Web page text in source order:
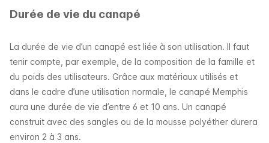
Durée de vie du canapé
La durée de vie d’un canapé est liée à son utilisation. Il faut
tenir compte, par exemple, de la composition de la famille et
du poids des utilisateurs. Grâce aux matériaux utilisés et
dans le cadre d’une utilisation normale, le canapé Memphis
aura une durée de vie d’entre 6 et 10 ans. Un canapé
construit avec des sangles ou de la mousse polyéther durera
environ 2 à 3 ans.